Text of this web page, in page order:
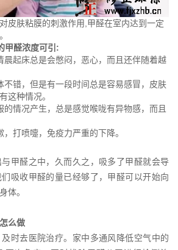
皮肤粘膜的刺激作用,甲醛在室内达到一定
甲醛浓度可引:
晨起床总是会憋闷，恶心，而且还伴随着越
不错，但是有一段时间总是容易感冒，皮肤
这种情况。
情况产生，总是感觉喉咙有异物感，而且
打喷嚏，免疫力严重的下降。
甲醛之中，久而久之，吸多了甲醛就会导
吸收甲醛的量已经够了，甲醛可以开始向
体。
么做
时去医院治疗。家中多通风降低空气中的